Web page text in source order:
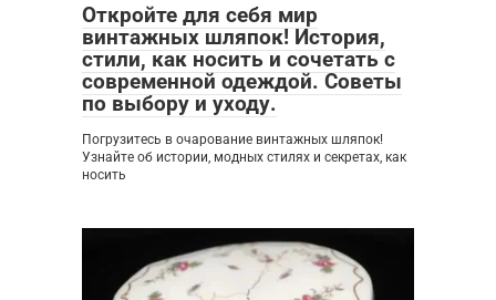
Откройте для себя мир
винтажных шляпок! История,
стили, как носить и сочетать с
современной одеждой. Советы
по выбору и уходу.
Погрузитесь в очарование винтажных шляпок!
Узнайте об истории, модных стилях и секретах, как
носить